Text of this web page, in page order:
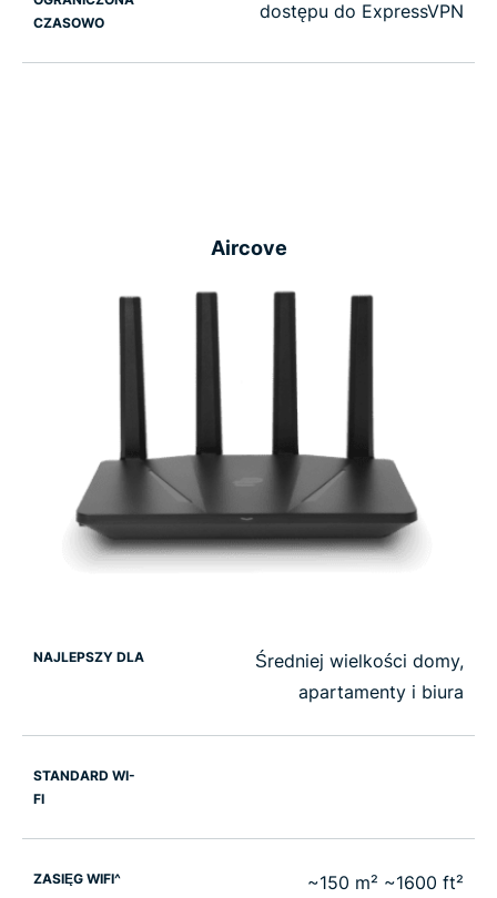
CZASOWO
dostępu do ExpressVPN
Aircove
NAJLEPSZY DLA
Średniej wielkości domy,
apartamenty i biura
STANDARD WI-
FI
ZASIĘG WIFI^ ~150 m² ~1600 ft²